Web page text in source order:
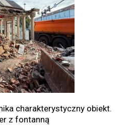
charakterystyczny obiekt.
z fontanną